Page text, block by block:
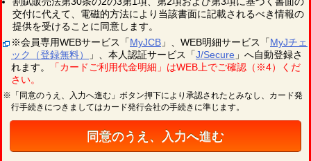
交付に代えて、電磁的方法により当該書面に記載されるべき情報の
提供を受けることに同意します。
※会員専用WEBサービス「MyJCB 」、WEB明細サービス「MyJチェ
ック（登録無料）
」、本人認証サービス「J/Secure 」へ自動登録さ
れます。
「カードご利用代金明細」はWEB上でご確認（※4）くだ
さい。
※「同意のうえ、入力へ進む」ボタン押下により承認されたとみなし、カード発
行手続きにつきましてはカード発行会社の手続きに準じます。
同意のうえ、入力へ進む